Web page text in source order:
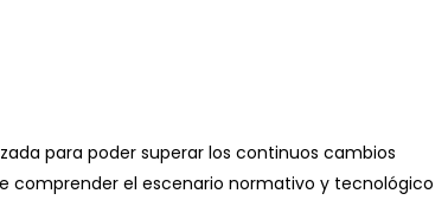
para poder superar los continuos cambios
comprender el escenario normativo y tecnológico